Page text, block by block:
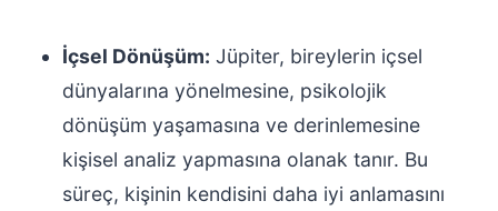
İçsel Dönüşüm: Jüpiter, bireylerin içsel
dünyalarına yönelmesine, psikolojik
dönüşüm yaşamasına ve derinlemesine
kişisel analiz yapmasına olanak tanır. Bu
süreç, kişinin kendisini daha iyi anlamasını